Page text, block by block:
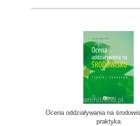
Ocena oddziaływania na
praktyka